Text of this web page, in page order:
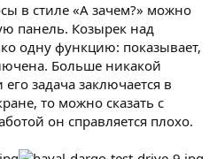
в стиле «А зачем?» можно
панель. Козырек над
одну функцию: показывает,
Больше никакой
задача заключается в
то можно сказать с
он справляется плохо.